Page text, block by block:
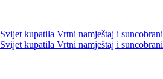
Svijet kupatila Vrtni namještaj i suncobrani
Svijet kupatila Vrtni namještaj i suncobrani